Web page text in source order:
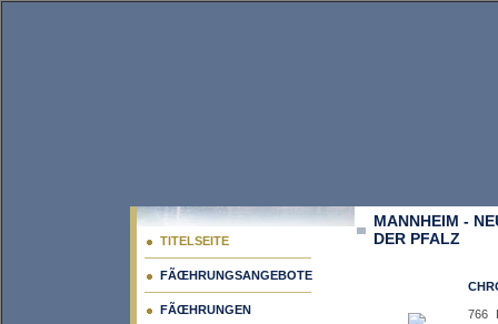
TITELSEITE
FÃŒHRUNGSANGEBOTE
FÃŒHRUNGEN
MANNHEIM -
DER PFALZ
766